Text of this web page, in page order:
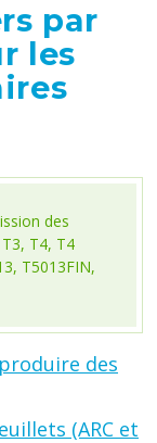
par
les
des
T4, T4
T5013FIN,
des
(ARC et